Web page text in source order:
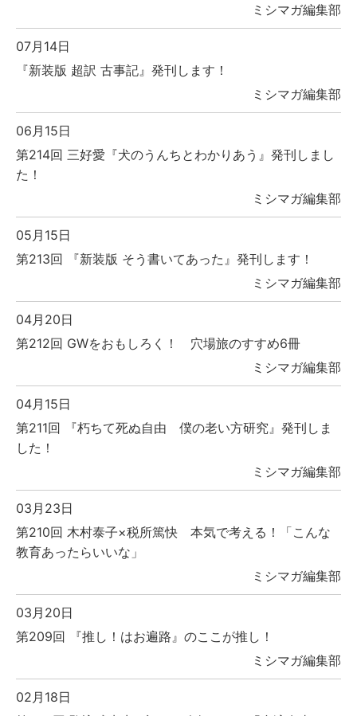
ミシマガ編集部
07月14日
『新装版 超訳 古事記』発刊します！
ミシマガ編集部
06月15日
第214回 三好愛『犬のうんちとわかりあう』発刊しまし
た！
ミシマガ編集部
05月15日
第213回 『新装版 そう書いてあった』発刊します！
ミシマガ編集部
04月20日
第212回 GWをおもしろく！ 穴場旅のすすめ6冊
ミシマガ編集部
04月15日
第211回 『朽ちて死ぬ自由 僕の老い方研究』発刊しま
した！
ミシマガ編集部
03月23日
第210回 木村泰子×税所篤快 本気で考える！「こんな
教育あったらいいな」
ミシマガ編集部
03月20日
第209回 『推し！はお遍路』のここが推し！
ミシマガ編集部
02月18日